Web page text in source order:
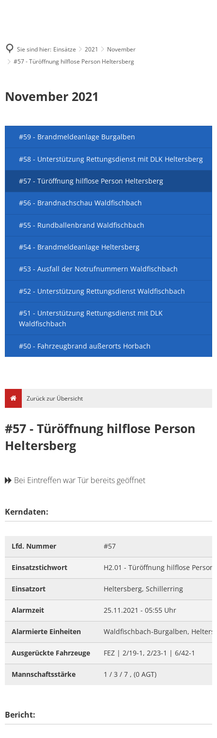
Sie sind hier: Einsätze 2021
November
#57 - Türöffnung hilflose Person Heltersberg
November 2021
#59 - Brandmeldeanlage Burgalben
#58 - Unterstützung Rettungsdienst mit DLK Heltersberg
#57 - Türöffnung hilflose Person Heltersberg
#56 - Brandnachschau Waldfischbach
#55 - Rundballenbrand Waldfischbach
#54 - Brandmeldeanlage Heltersberg
#53 - Ausfall der Notrufnummern Waldfischbach
#52 - Unterstützung Rettungsdienst Waldfischbach
#51 - Unterstützung Rettungsdienst mit DLK
Waldfischbach
#50 - Fahrzeugbrand außerorts Horbach
Zurück zur Übersicht
#57 - Türöffnung hilflose Person
Heltersberg
Bei Eintreffen war Tür bereits geöffnet
Kerndaten:
Lfd. Nummer #57
Einsatzstichwort H2.01 - Türöffnung hilflose Person
Einsatzort Heltersberg, Schillerring
Alarmzeit 25.11.2021 - 05:55 Uhr
Alarmierte Einheiten Waldfischbach-Burgalben,
Ausgerückte Fahrzeuge FEZ | 2/19-1, 2/23-1 | 6/42-1
Mannschaftsstärke 1 / 3 / 7 , (0 AGT)
Bericht: